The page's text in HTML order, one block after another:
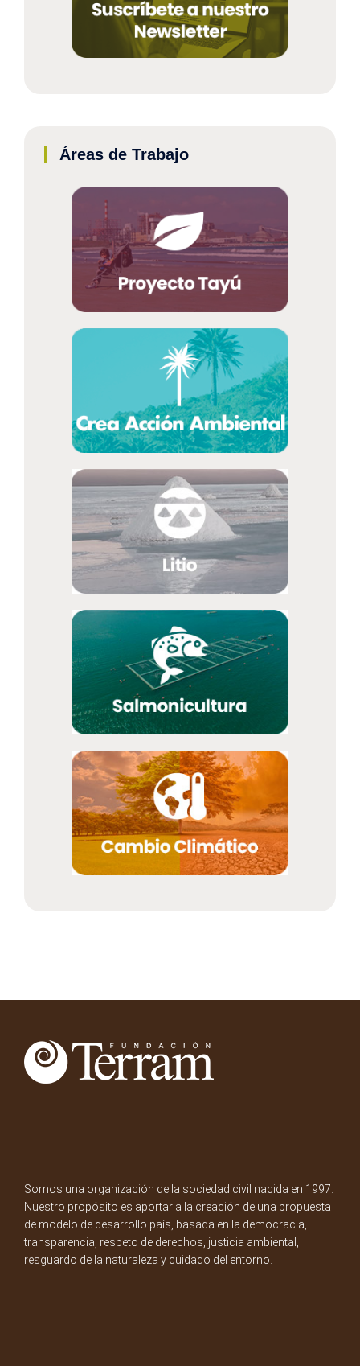
Áreas de Trabajo
Somos una organización de la sociedad civil nacida en 1997.
Nuestro propósito es aportar a la creación de una propuesta
de modelo de desarrollo país, basada en la democracia,
transparencia, respeto de derechos, justicia ambiental,
resguardo de la naturaleza y cuidado del entorno.